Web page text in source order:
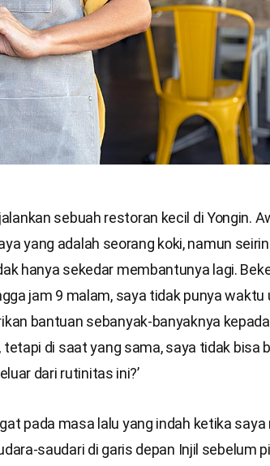
sebuah restoran kecil di Yongin.
yang adalah seorang koki, namun
hanya sekedar membantunya lagi.
jam 9 malam, saya tidak punya waktu
bantuan sebanyak-banyaknya
di saat yang sama, saya tidak bisa
dari rutinitas ini?’
pada masa lalu yang indah ketika
saudari di garis depan Injil sebelum